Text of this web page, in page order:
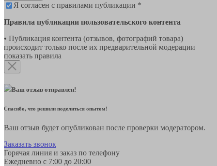
Я согласен с правилами публикации *
Правила публикации пользовательского контента
• Публикация контента (отзывов, фотографий товара)
происходит только после их предварительной модерации
показать правила
Ваш отзыв отправлен!
Спасибо, что решили поделиться опытом!
Ваш отзыв будет опубликован после проверки модератором.
Заказать звонок
Горячая линия и заказ по телефону
Ежедневно с 7:00 до 20:00